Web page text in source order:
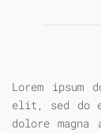
Lorem
elit, sed do
dolore